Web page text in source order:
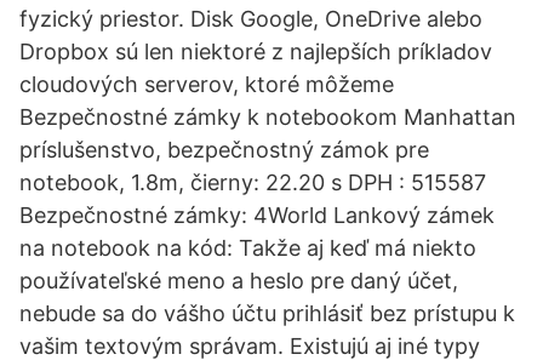
fyzický priestor. Disk Google, OneDrive alebo
Dropbox sú len niektoré z najlepších príkladov
cloudových serverov, ktoré môžeme
Bezpečnostné zámky k notebookom Manhattan
príslušenstvo, bezpečnostný zámok pre
notebook, 1.8m, čierny: 22.20 s DPH : 515587
Bezpečnostné zámky: 4World Lankový zámek
na notebook na kód: Takže aj keď má niekto
používateľské meno a heslo pre daný účet,
nebude sa do vášho účtu prihlásiť bez prístupu k
vašim textovým správam. Existujú aj iné typy